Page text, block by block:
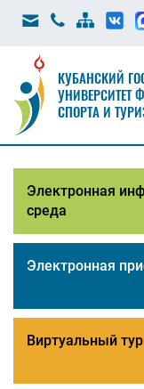
КУБАНСКИЙ
УНИВЕРСИТЕТ
СПОРТА И
Электронная
среда
Электронная
Виртуальный тур